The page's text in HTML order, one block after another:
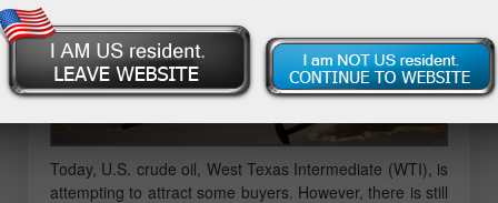
Today, U.S. crude oil, West Texas Intermediate (WTI), is
attempting to attract some buyers. However, there is still